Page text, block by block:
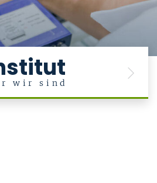
wir sind Next
Molekulare Zellbiologie